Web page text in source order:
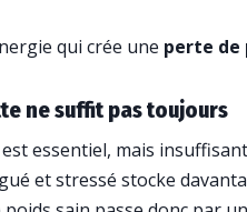
qui crée une perte de
ne suffit pas toujours
essentiel, mais
et stressé stocke